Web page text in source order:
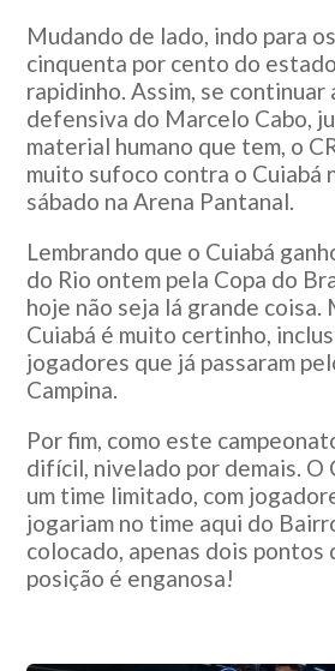
Mudando de lado, indo para
cinquenta por cento do
rapidinho. Assim, se continuar
defensiva do Marcelo Cabo,
material humano que tem, o
muito sufoco contra o Cuiabá
sábado na Arena Pantanal.
Lembrando que o Cuiabá
do Rio ontem pela Copa do
hoje não seja lá grande coisa.
Cuiabá é muito certinho,
jogadores que já passaram
Campina.
Por fim, como este
difícil, nivelado por demais. O
um time limitado, com
jogariam no time aqui do
colocado, apenas dois pontos
posição é enganosa!